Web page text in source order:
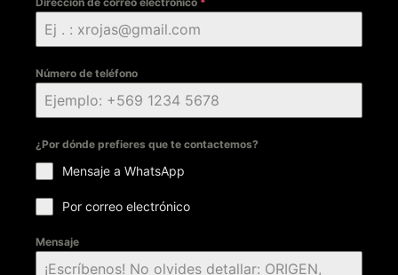
Número de teléfono
¿Por dónde prefieres que te contactemos?
Mensaje a WhatsApp
Por correo electrónico
Mensaje